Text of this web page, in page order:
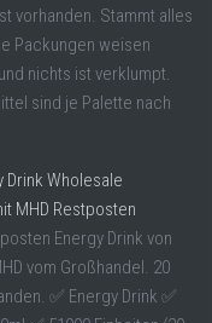
vorhanden. Stammt alles
Packungen weisen
nichts ist verklumpt.
sind je Palette nach
Drink Wholesale
MHD Restposten
Energy Drink von
vom Großhandel. 20
✅ Energy Drink ✅